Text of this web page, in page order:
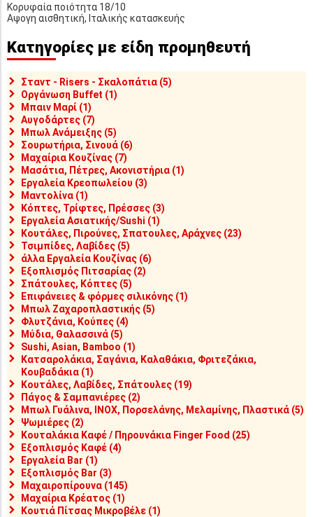
Κορυφαία ποιότητα 18/10
Αψογη αισθητική, Ιταλικής κατασκευής
Κατηγορίες με είδη προμηθευτή
Σταντ - Risers - Σκαλοπάτια (5)
Οργάνωση Buffet (1)
Μπαιν Μαρί (1)
Αυγοδάρτες (7)
Μπωλ Ανάμειξης (5)
Σουρωτήρια, Σινουά (6)
Μαχαίρια Κουζίνας (7)
Μασάτια, Πέτρες, Ακονιστήρια (1)
Εργαλεία Κρεοπωλείου (3)
Μαντολίνα (1)
Κόπτες, Τρίφτες, Πρέσσες (3)
Εργαλεία Ασιατικής/Sushi (1)
Κουτάλες, Πιρούνες, Σπατουλες, Αράχνες (23)
Τσιμπίδες, Λαβίδες (5)
άλλα Εργαλεία Κουζίνας (6)
Εξοπλισμός Πιτσαρίας (2)
Σπάτουλες, Κόπτες (5)
Επιφάνειες & φόρμες σιλικόνης (1)
Μπωλ Ζαχαροπλαστικής (5)
Φλυτζάνια, Κούπες (4)
Μύδια, Θαλασσινά (5)
Sushi, Asian, Bamboo (1)
Κατσαρολάκια, Σαγάνια, Καλαθάκια, Φριτεζάκια,
Κουβαδάκια (1)
Κουτάλες, Λαβίδες, Σπάτουλες (19)
Πάγος & Σαμπανιέρες (2)
Μπωλ Γυάλινα, INOX, Πορσελάνης, Μελαμίνης, Πλαστικά (5)
Ψωμιέρες (2)
Κουταλάκια Καφέ / Πηρουνάκια Finger Food (25)
Εξοπλισμός Καφέ (4)
Εργαλεία Bar (1)
Εξοπλισμός Bar (3)
Μαχαιροπίρουνα (145)
Μαχαίρια Κρέατος (1)
Κουτιά Πίτσας Μικροβέλε (1)